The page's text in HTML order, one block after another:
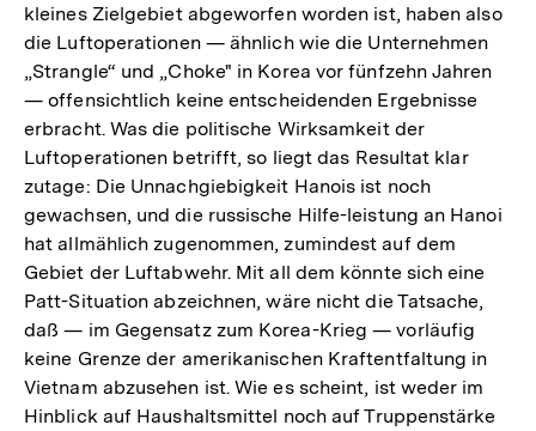
kleines Zielgebiet abgeworfen worden ist, haben also
die Luftoperationen — ähnlich wie die Unternehmen
„Strangle“ und „Choke" in Korea vor fünfzehn Jahren
— offensichtlich keine entscheidenden Ergebnisse
erbracht. Was die politische Wirksamkeit der
Luftoperationen betrifft, so liegt das Resultat klar
zutage: Die Unnachgiebigkeit Hanois ist noch
gewachsen, und die russische Hilfe-leistung an Hanoi
hat allmählich zugenommen, zumindest auf dem
Gebiet der Luftabwehr. Mit all dem könnte sich eine
Patt-Situation abzeichnen, wäre nicht die Tatsache,
daß — im Gegensatz zum Korea-Krieg — vorläufig
keine Grenze der amerikanischen Kraftentfaltung in
Vietnam abzusehen ist. Wie es scheint, ist weder im
Hinblick auf Haushaltsmittel noch auf Truppenstärke